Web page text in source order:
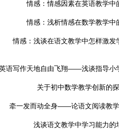
情感：情感因素在英语教学中
情感：浅析情感在数学教学中
情感：浅谈在语文教学中怎样激发
语写作天地自由飞翔——浅谈指导小
关于初中数学教学创新的探
牵一发而动全身——论语文阅读教学
浅谈语文教学中学习能力的